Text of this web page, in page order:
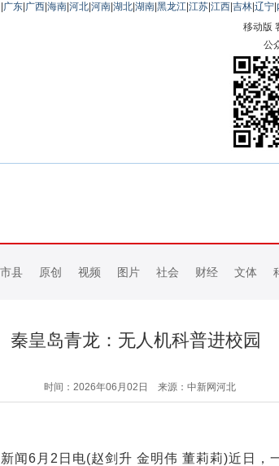
广东 广西 海南 河北 河南 湖北 湖南 黑龙江 江苏 江西 吉林 辽宁
移动版
公
市县 原创 视频 图片 社会 财经 文体
秦皇岛青龙：无人机科普进校园
时间：2026年06月02日 来源：中新网河北
6月2日电(赵剑升 金明伟 董莉莉)近日，